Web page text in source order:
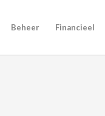
Beheer Financieel